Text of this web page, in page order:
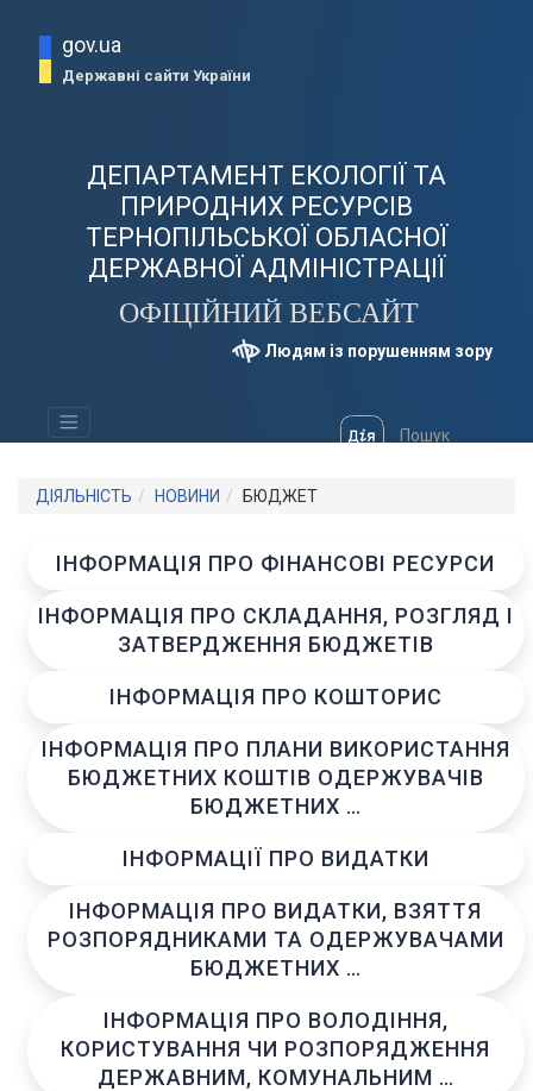
gov.ua
Державні сайти України
ДЕПАРТАМЕНТ ЕКОЛОГІЇ ТА
ПРИРОДНИХ РЕСУРСІВ
ТЕРНОПІЛЬСЬКОЇ ОБЛАСНОЇ
ДЕРЖАВНОЇ АДМІНІСТРАЦІЇ
ОФІЦІЙНИЙ ВЕБСАЙТ
Людям із порушенням зору
ДІЯЛЬНІСТЬ НОВИНИ БЮДЖЕТ
ІНФОРМАЦІЯ ПРО ФІНАНСОВІ РЕСУРСИ
ІНФОРМАЦІЯ ПРО СКЛАДАННЯ, РОЗГЛЯД І
ЗАТВЕРДЖЕННЯ БЮДЖЕТІВ
ІНФОРМАЦІЯ ПРО КОШТОРИС
ІНФОРМАЦІЯ ПРО ПЛАНИ ВИКОРИСТАННЯ
БЮДЖЕТНИХ КОШТІВ ОДЕРЖУВАЧІВ
БЮДЖЕТНИХ …
ІНФОРМАЦІЇ ПРО ВИДАТКИ
ІНФОРМАЦІЯ ПРО ВИДАТКИ, ВЗЯТТЯ
РОЗПОРЯДНИКАМИ ТА ОДЕРЖУВАЧАМИ
БЮДЖЕТНИХ …
ІНФОРМАЦІЯ ПРО ВОЛОДІННЯ,
КОРИСТУВАННЯ ЧИ РОЗПОРЯДЖЕННЯ
ДЕРЖАВНИМ, КОМУНАЛЬНИМ …